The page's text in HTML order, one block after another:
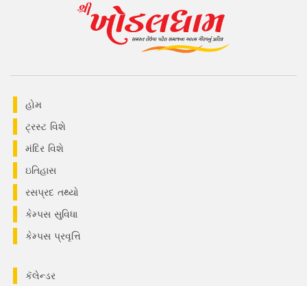
હોમ
ટ્રસ્ટ વિશે
મંદિર વિશે
ઇતિહાસ
રસપ્રદ તથ્યો
કેમ્પસ સુવિધા
કેમ્પસ પ્રવૃત્તિ
કૅલેન્ડર